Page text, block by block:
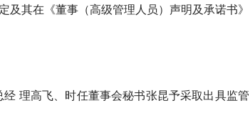
及其在《董事（高级管理人员）声明及承诺书》
理高飞、时任董事会秘书张昆予采取出具监管